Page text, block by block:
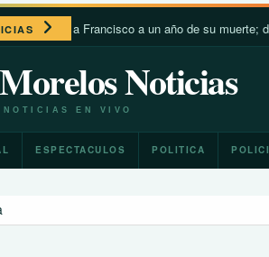
a Francisco a un año de su muerte; destaca
Noticias
NOTICIAS EN VIVO
ESPECTACULOS POLITICA